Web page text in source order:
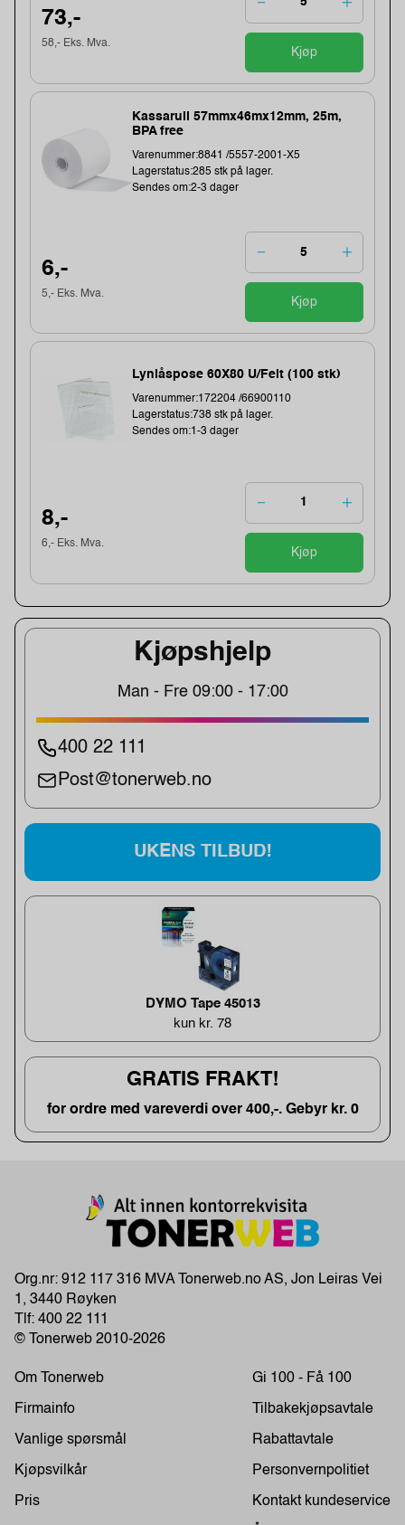
Kjøpshjelp
Man - Fre 09:00 - 17:00
400 22 111
Post@tonerweb.no
UKENS TILBUD!
DYMO Tape 45013
kun kr. 78
GRATIS FRAKT!
for ordre med vareverdi over 400,-. Gebyr kr. 0
73,-
58,- Eks. Mva.
Kjøp
Kassarull 57mmx46mx12mm, 25m,
BPA free
Varenummer:8841 /5557-2001-X5
Lagerstatus:285 stk på lager.
Sendes om:2-3 dager
6,-
5,- Eks. Mva.
Kjøp
Lynlåspose 60X80 U/Felt (100 stk)
Varenummer:172204 /66900110
Lagerstatus:738 stk på lager.
Sendes om:1-3 dager
8,-
6,- Eks. Mva.
Kjøp
Org.nr: 912 117 316 MVA Tonerweb.no AS, Jon Leiras Vei
1, 3440 Røyken
Tlf: 400 22 111
© Tonerweb 2010-2026
Om Tonerweb
Firmainfo
Vanlige spørsmål
Kjøpsvilkår
Pris
Gi 100 - Få 100
Tilbakekjøpsavtale
Rabattavtale
Personvernpolitiet
Kontakt kundeservice